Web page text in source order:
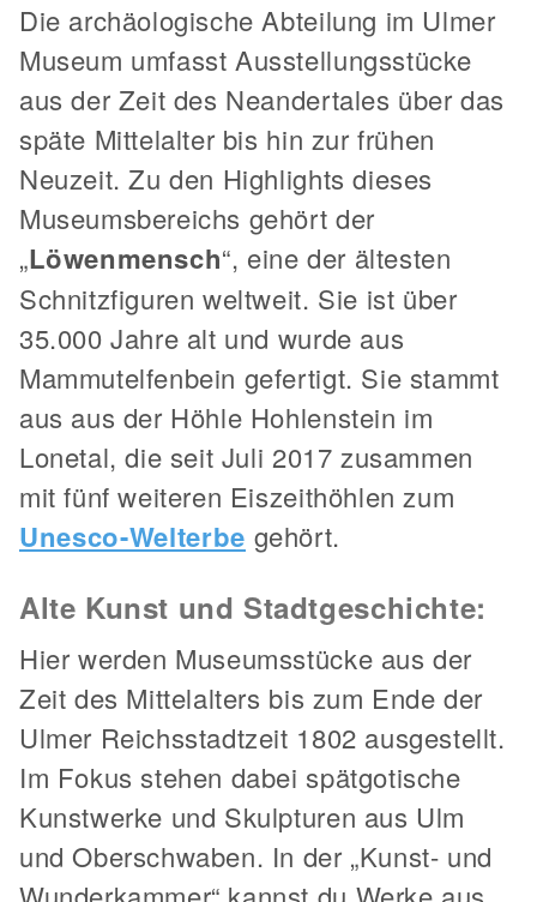
Die archäologische Abteilung im Ulmer
Museum umfasst Ausstellungsstücke
aus der Zeit des Neandertales über das
späte Mittelalter bis hin zur frühen
Neuzeit. Zu den Highlights dieses
Museumsbereichs gehört der
„Löwenmensch“, eine der ältesten
Schnitzfiguren weltweit. Sie ist über
35.000 Jahre alt und wurde aus
Mammutelfenbein gefertigt. Sie stammt
aus aus der Höhle Hohlenstein im
Lonetal, die seit Juli 2017 zusammen
mit fünf weiteren Eiszeithöhlen zum
Unesco-Welterbe gehört.
Alte Kunst und Stadtgeschichte:
Hier werden Museumsstücke aus der
Zeit des Mittelalters bis zum Ende der
Ulmer Reichsstadtzeit 1802 ausgestellt.
Im Fokus stehen dabei spätgotische
Kunstwerke und Skulpturen aus Ulm
und Oberschwaben. In der „Kunst- und